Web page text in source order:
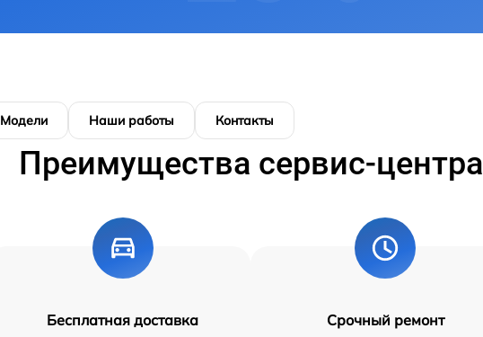
Модели Наши работы Контакты
Преимущества сервис-центра
Бесплатная доставка Срочный ремонт